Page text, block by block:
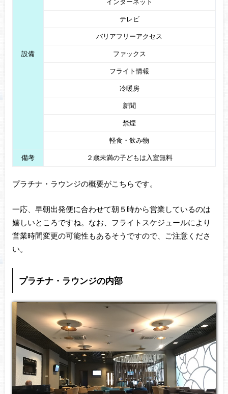
設備
テレビ
バリアフリーアクセス
ファックス
フライト情報
冷暖房
新聞
禁煙
軽食・飲み物
備考 ２歳未満の子どもは入室無料
プラチナ・ラウンジの概要がこちらです。
一応、早朝出発便に合わせて朝５時から営業しているのは
嬉しいところですね。なお、フライトスケジュールにより
営業時間変更の可能性もあるそうですので、ご注意くださ
い。
プラチナ・ラウンジの内部